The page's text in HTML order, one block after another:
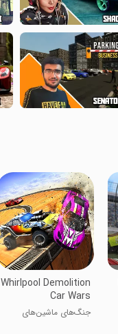
Whirlpool Demolition
Car Wars
جنگ‌های ماشین‌های